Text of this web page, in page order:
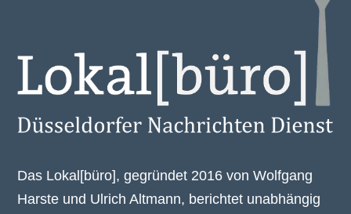
Das Lokal[büro], gegründet 2016 von Wolfgang
Harste und Ulrich Altmann, berichtet unabhängig